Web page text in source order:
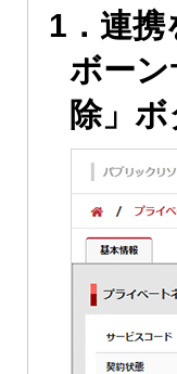
1．連
ボーン
除」